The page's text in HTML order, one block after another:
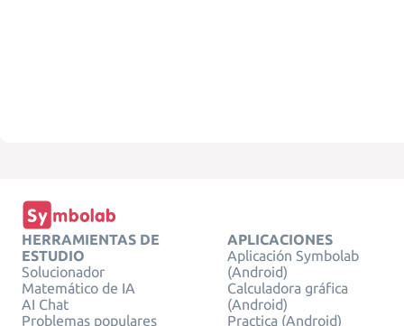
HERRAMIENTAS DE
ESTUDIO
Solucionador
Matemático de IA
AI Chat
Problemas populares
APLICACIONES
Aplicación Symbolab
(Android)
Calculadora gráfica
(Android)
Practica (Android)